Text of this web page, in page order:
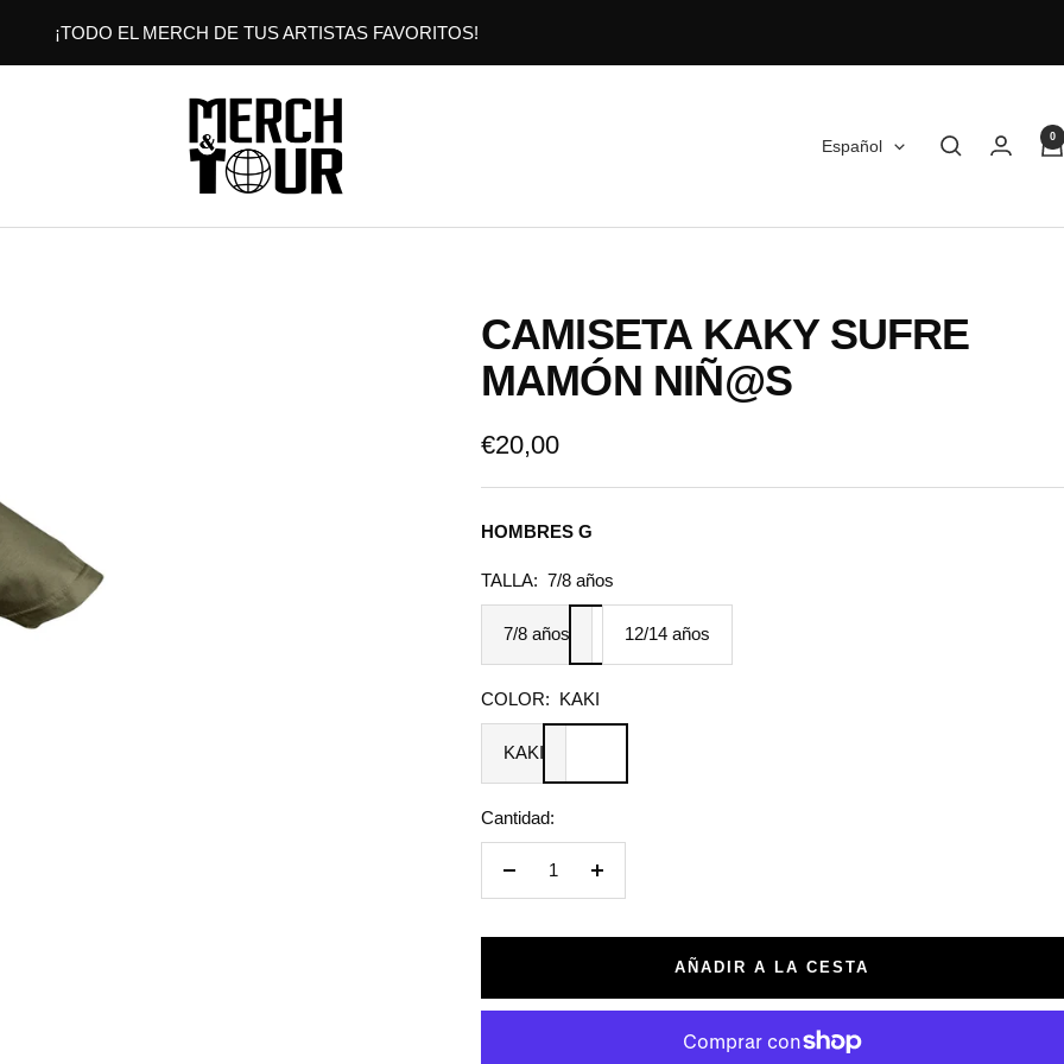
¡TODO EL MERCH DE TUS ARTISTAS FAVORITOS!
MERCHANDTOUR
Idioma
Español 0
CAMISETA KAKY SUFRE
MAMÓN NIÑ@S
Precio
de
venta
€20,00
HOMBRES G
TALLA: 7/8 años
7/8 años 12/14 años
COLOR: KAKI
KAKI
Cantidad:
Decrecer
Aumentar
AÑADIR A LA CESTA